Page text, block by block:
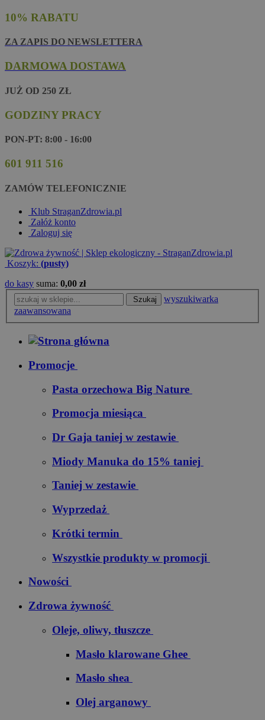
10% RABATU
ZA ZAPIS DO NEWSLETTERA
DARMOWA DOSTAWA
JUŻ OD 250 ZŁ
GODZINY PRACY
PON-PT: 8:00 - 16:00
601 911 516
ZAMÓW TELEFONICZNIE
Klub StraganZdrowia.pl
Załóż konto
Zaloguj się
Koszyk: (pusty)
do kasy suma: 0,00 zł
Szukaj
wyszukiwarka
zaawansowana
Promocje
Pasta orzechowa Big Nature
Promocja miesiąca
Dr Gaja taniej w zestawie
Miody Manuka do 15% taniej
Taniej w zestawie
Wyprzedaż
Krótki termin
Wszystkie produkty w promocji
Nowości
Zdrowa żywność
Oleje, oliwy, tłuszcze
Masło klarowane Ghee
Masło shea
Olej arganowy